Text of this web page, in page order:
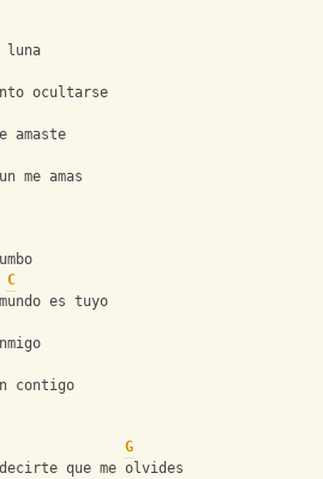
luna
ocultarse
amaste
me amas
C
es tuyo
contigo
G
que me olvides